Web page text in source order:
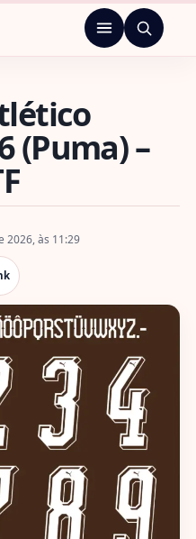
de Time
Menu
(Puma) –
2026, às 11:29